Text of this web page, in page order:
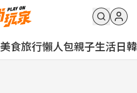
美食旅行懶人包親子生活日韓